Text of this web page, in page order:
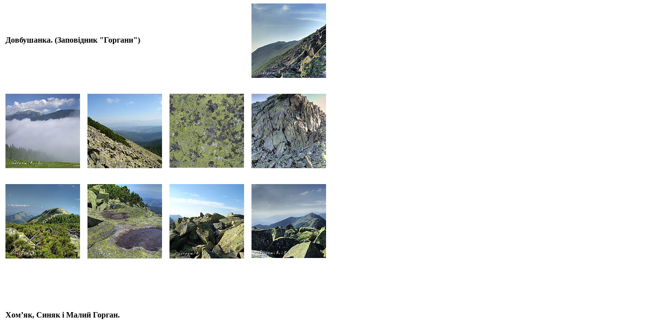
Довбушанка. (Заповідник "Горгани")
Хом’як, Синяк і Малий Горган.